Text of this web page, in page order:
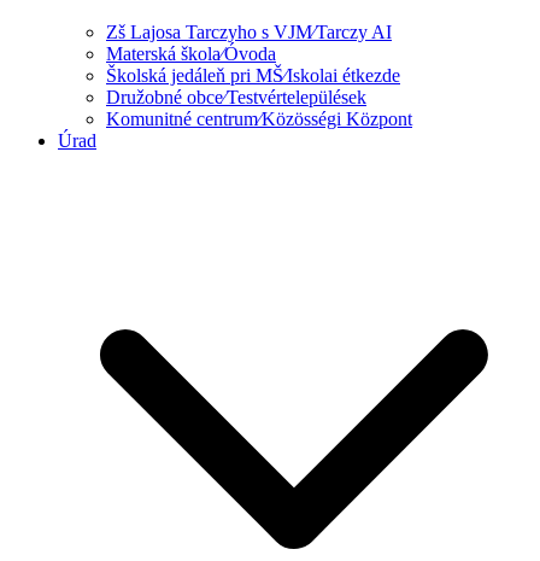
Zš Lajosa Tarczyho s VJM⁄Tarczy AI
Materská škola⁄Óvoda
Školská jedáleň pri MŠ⁄Iskolai étkezde
Družobné obce⁄Testvértelepülések
Komunitné centrum⁄Közösségi Központ
Úrad